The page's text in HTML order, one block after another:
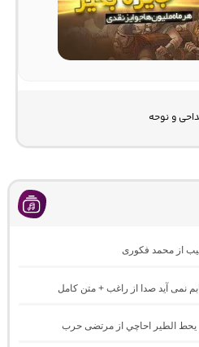
و نوحه
از محمد فکوری
نمی آید صدا از راغب + متن کامل
يحط الطير احاچي از مرتضی حرب